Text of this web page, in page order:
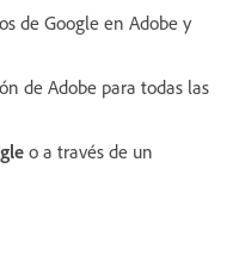
de Google en Adobe y
de Adobe para todas las
o a través de un